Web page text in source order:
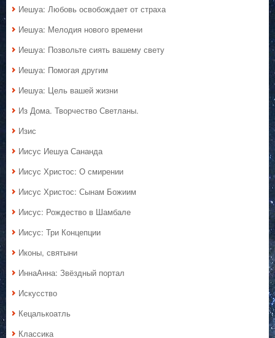
Иешуа: Любовь освобождает от страха
Иешуа: Мелодия нового времени
Иешуа: Позвольте сиять вашему свету
Иешуа: Помогая другим
Иешуа: Цель вашей жизни
Из Дома. Творчество Светланы.
Изис
Иисус Иешуа Сананда
Иисус Христос: О смирении
Иисус Христос: Сынам Божиим
Иисус: Рождество в Шамбале
Иисус: Три Концепции
Иконы, святыни
ИннаАнна: Звёздный портал
Искусство
Кецалькоатль
Классика